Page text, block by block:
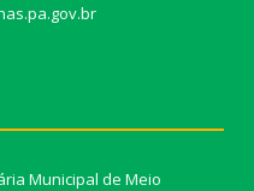
Municipal de Meio